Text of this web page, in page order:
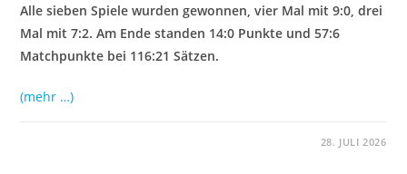
Alle sieben Spiele wurden gewonnen, vier Mal mit 9:0, drei
Mal mit 7:2. Am Ende standen 14:0 Punkte und 57:6
Matchpunkte bei 116:21 Sätzen.
(mehr …)
28. JULI 2026